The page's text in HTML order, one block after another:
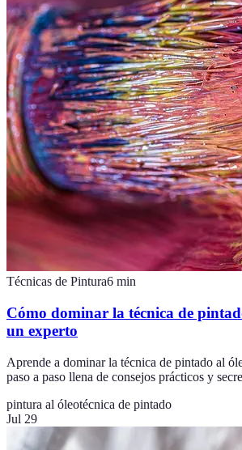
Técnicas de Pintura6 min
Cómo dominar la técnica de
un experto
Aprende a dominar la técnica de pintado al
paso a paso llena de consejos prácticos y
pintura al óleotécnica de pintado
Jul 29